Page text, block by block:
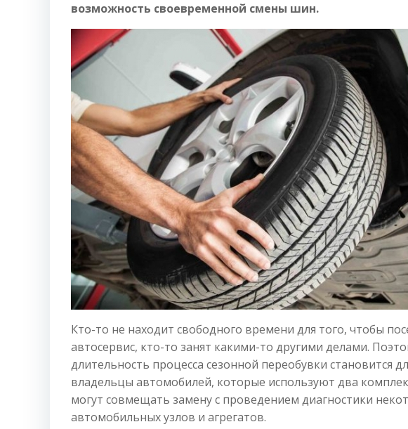
возможность своевременной смены шин.
Кто-то не находит свободного времени для того, чтобы
автосервис, кто-то занят какими-то другими делами.
длительность процесса сезонной переобувки становится
владельцы автомобилей, которые используют два
могут совмещать замену с проведением диагностики
автомобильных узлов и агрегатов.